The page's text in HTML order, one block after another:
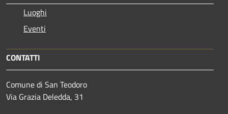
Luoghi
Eventi
CONTATTI
Comune di San Teodoro
Via Grazia Deledda, 31